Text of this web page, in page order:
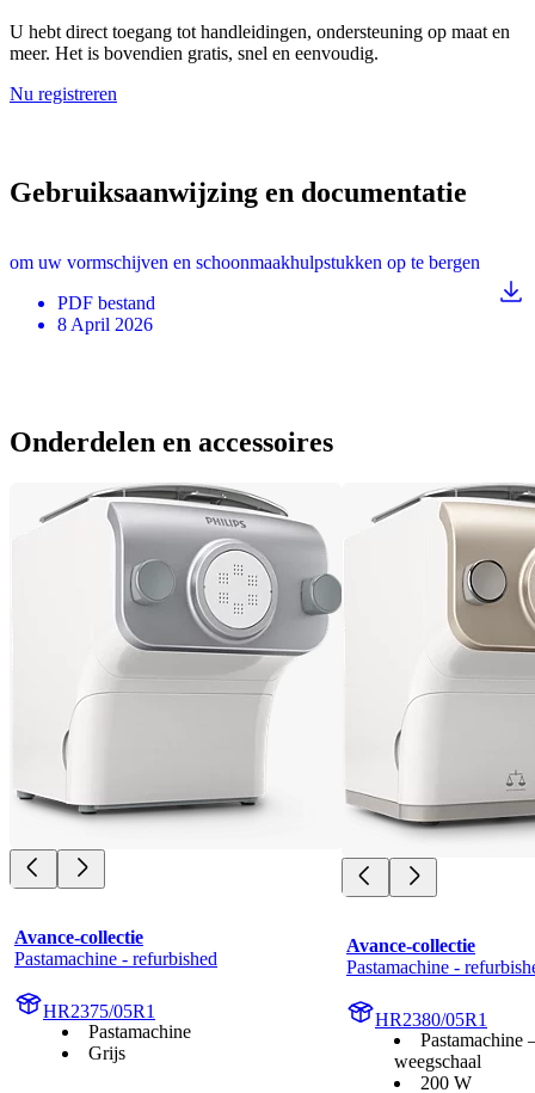
U hebt direct toegang tot handleidingen, ondersteuning op maat en
meer. Het is bovendien gratis, snel en eenvoudig.
Nu registreren
Gebruiksaanwijzing en documentatie
om uw vormschijven en schoonmaakhulpstukken op te bergen
PDF bestand
8 April 2026
Onderdelen en accessoires
Avance-collectie
Pastamachine - refurbished
HR2375/05R1
Pastamachine
Grijs
Avance-collectie
Pastamachine -
HR2380/05R1
Pastamachine
weegschaal
200 W